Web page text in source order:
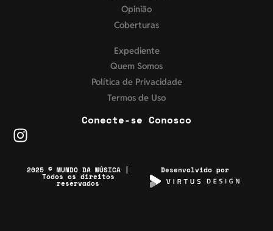
Opinião
Coberturas
Expediente
Quem Somos
Política de Privacidade
Termos de Uso
Conecte-se Conosco
2025 © MUNDO DA MÚSICA |
Todos os direitos
reservados
Desenvolvido por